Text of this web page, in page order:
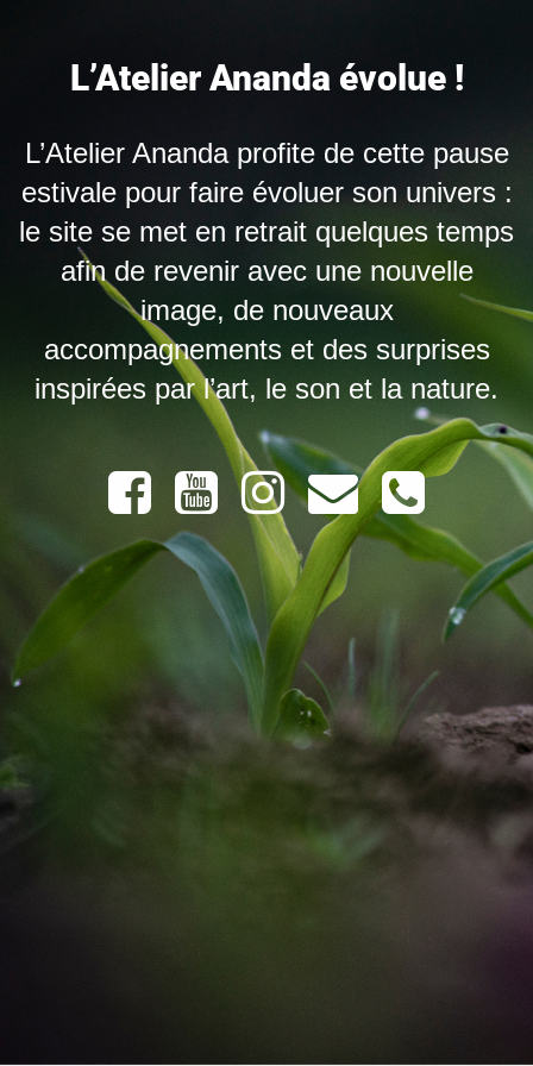
L’Atelier Ananda évolue !
L’Atelier Ananda profite de cette pause
estivale pour faire évoluer son univers :
le site se met en retrait quelques temps
afin de revenir avec une nouvelle
image, de nouveaux
accompagnements et des surprises
inspirées par l’art, le son et la nature.